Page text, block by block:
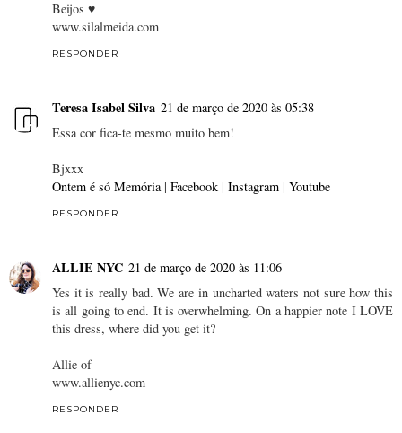
Beijos ♥
www.silalmeida.com
RESPONDER
Teresa Isabel Silva 21 de março de 2020 às 05:38
Essa cor fica-te mesmo muito bem!
Bjxxx
Ontem é só Memória| Facebook | Instagram | Youtube
RESPONDER
ALLIE NYC 21 de março de 2020 às 11:06
Yes it is really bad. We are in uncharted waters not sure how this
is all going to end. It is overwhelming. On a happier note I LOVE
this dress, where did you get it?
Allie of
www.allienyc.com
RESPONDER